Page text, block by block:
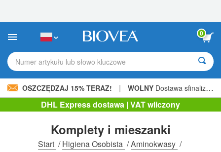
strona
internetowa
zawiera
ułatwień
dostępu.
0
Numer artykułu lub słowo kluczowe
OSZCZĘDZAJ 15% TERAZ! | WOLNY Dostawa sfinalizowana 206,00 zł »
DHL Express dostawa | VAT wliczony
Komplety i mieszanki
Start /Higiena Osobista /Aminokwasy /